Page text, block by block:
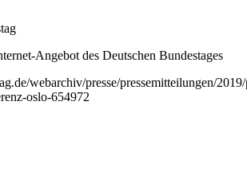
Angebot des Deutschen Bundestages
webarchiv/presse/pressemitteilungen/
oslo-654972